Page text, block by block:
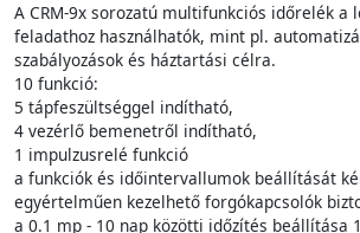
A CRM-9x sorozatú multifunkciós időrelék a
feladathoz használhatók, mint pl.
szabályozások és háztartási célra.
10 funkció:
5 tápfeszültséggel indítható,
4 vezérlő bemenetről indítható,
1 impulzusrelé funkció
a funkciók és időintervallumok beállítását
egyértelműen kezelhető forgókapcsolók
a 0.1 mp - 10 nap közötti időzítés beállítása